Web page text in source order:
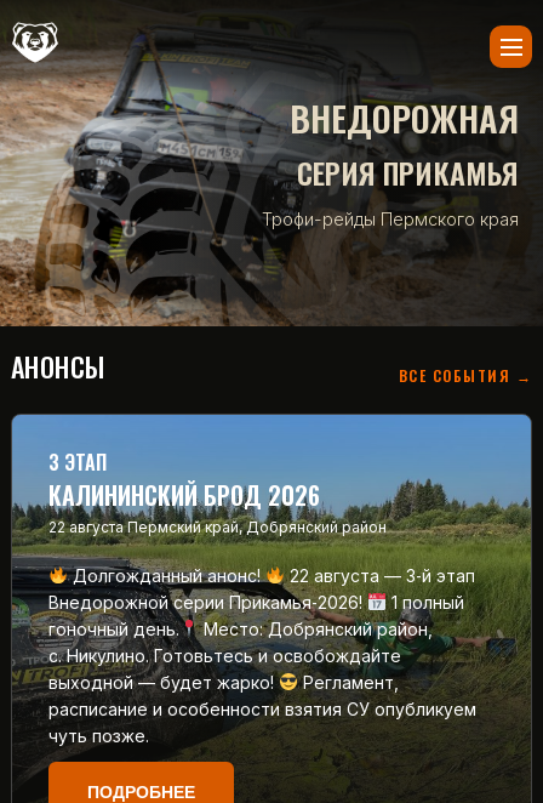
ВНЕДОРОЖНАЯ
СЕРИЯ ПРИКАМЬЯ
Трофи-рейды Пермского края
АНОНСЫ ВСЕ СОБЫТИЯ →
3 ЭТАП
КАЛИНИНСКИЙ БРОД 2026
22 августа Пермский край, Добрянский район
Долгожданный анонс!
22 августа — 3‑й этап
Внедорожной серии Прикамья‑2026!
1 полный
гоночный день.
Место: Добрянский район,
с. Никулино. Готовьтесь и освобождайте
выходной — будет жарко!
Регламент,
расписание и особенности взятия СУ опубликуем
чуть позже.
ПОДРОБНЕЕ